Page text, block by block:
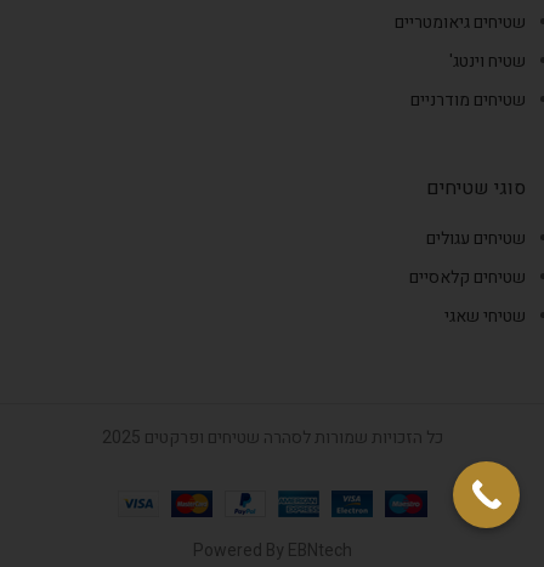
שטיחים גיאומטריים
שטיח וינטג'
שטיחים מודרניים
סוגי שטיחים
שטיחים עגולים
שטיחים קלאסיים
שטיחי שאגי
כל הזכויות שמורות לסהרה שטיחים ופרקטים 2025
Powered By EBNtech